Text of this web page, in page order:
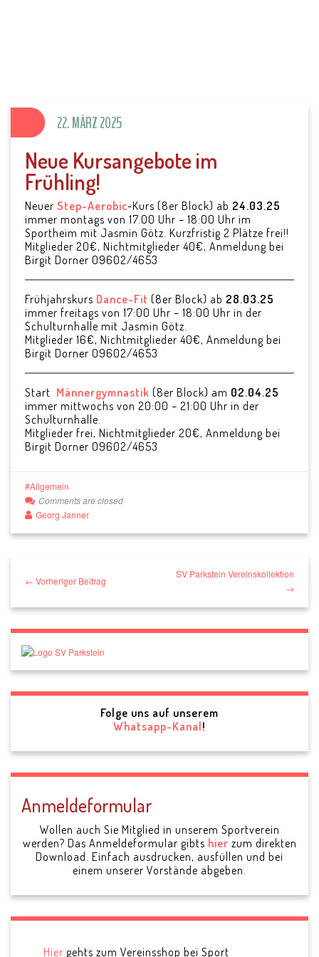
Neue Kursangebote im
Frühling!
Neuer Step-Aerobic-Kurs (8er Block) ab 24.03.25
immer montags von 17.00 Uhr – 18:00 Uhr im
Sportheim mit Jasmin Götz. Kurzfristig 2 Plätze frei!!
Mitglieder 20€, Nichtmitglieder 40€, Anmeldung bei
Birgit Dorner 09602/4653
Frühjahrskurs Dance-Fit (8er Block) ab 28.03.25
immer freitags von 17:00 Uhr – 18:00 Uhr in der
Schulturnhalle mit Jasmin Götz.
Mitglieder 16€, Nichtmitglieder 40€, Anmeldung bei
Birgit Dorner 09602/4653
Start Männergymnastik (8er Block) am 02.04.25
immer mittwochs von 20:00 – 21:00 Uhr in der
Schulturnhalle.
Mitglieder frei, Nichtmitglieder 20€, Anmeldung bei
Birgit Dorner 09602/4653
22. MÄRZ 2025
Allgemein
Comments are closed
Georg Janner
← Vorheriger Beitrag
SV Parkstein Vereinskollektion
→
Folge uns auf unserem
Whatsapp-Kanal!
Anmeldeformular
Wollen auch Sie Mitglied in unserem Sportverein
werden? Das Anmeldeformular gibts hier zum direkten
Download. Einfach ausdrucken, ausfüllen und bei
einem unserer Vorstände abgeben.
Hier gehts zum Vereinsshop bei Sport